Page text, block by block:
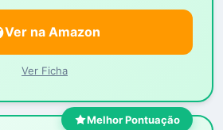
Ver na Amazon
Ver Ficha
Melhor Pontuação